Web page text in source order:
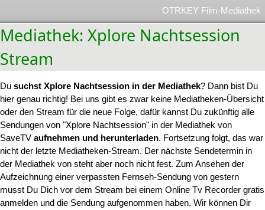
OTRKEY Film-Mediathek
Mediathek: Xplore Nachtsession
Stream
Du suchst Xplore Nachtsession in der Mediathek? Dann bist Du
hier genau richtig! Bei uns gibt es zwar keine Mediatheken-Übersicht
oder den Stream für die neue Folge, dafür kannst Du zukünftig alle
Sendungen von "Xplore Nachtsession" in der Mediathek von
SaveTV aufnehmen und herunterladen. Fortsetzung folgt, das war
nicht der letzte Mediatheken-Stream. Der nächste Sendetermin in
der Mediathek von steht aber noch nicht fest. Zum Ansehen der
Aufzeichnung einer verpassten Fernseh-Sendung von gestern
musst Du Dich vor dem Stream bei einem Online Tv Recorder gratis
anmelden und die Sendung aufgenommen haben. Wir können Dir